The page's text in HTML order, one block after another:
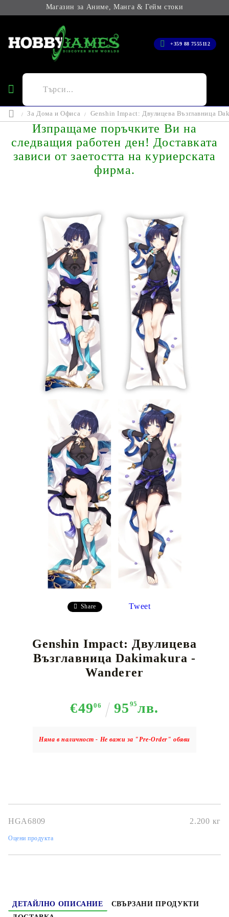
Магазин за Аниме, Манга & Гейм стоки
+359 88 7555112
За Дома и Офиса Genshin Impact: Двулицева Възглавница
Изпращаме поръчките Ви на
следващия работен ден! Доставката
зависи от заетостта на куриерската
фирма.
Share Tweet
Genshin Impact: Двулицева
Възглавница Dakimakura -
Wanderer
€4906 95 95лв.
Няма в наличност - Не важи за "Pre-Order" обяви
HGA6809 2.200 кг
Оцени продукта
ДЕТАЙЛНО ОПИСАНИЕ
СВЪРЗАНИ ПРОДУКТИ